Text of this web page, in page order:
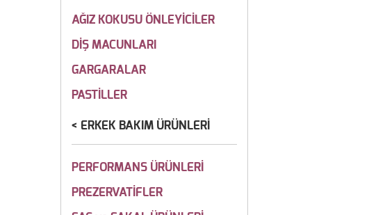
AĞIZ KOKUSU ÖNLEYİCİLER
DİŞ MACUNLARI
GARGARALAR
PASTİLLER
ERKEK BAKIM ÜRÜNLERİ
PERFORMANS ÜRÜNLERİ
PREZERVATİFLER